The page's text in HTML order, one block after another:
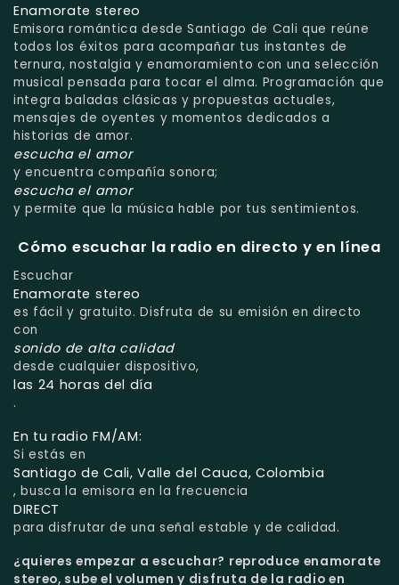
Enamorate stereo
Emisora romántica desde Santiago de Cali que reúne
todos los éxitos para acompañar tus instantes de
ternura, nostalgia y enamoramiento con una selección
musical pensada para tocar el alma. Programación que
integra baladas clásicas y propuestas actuales,
mensajes de oyentes y momentos dedicados a
historias de amor.
escucha el amor
y encuentra compañía sonora;
escucha el amor
y permite que la música hable por tus sentimientos.
Cómo escuchar la radio en directo y en línea
Escuchar
Enamorate stereo
es fácil y gratuito. Disfruta de su emisión en directo
con
sonido de alta calidad
desde cualquier dispositivo,
las 24 horas del día
.
En tu radio FM/AM:
Si estás en
Santiago de Cali, Valle del Cauca, Colombia
, busca la emisora en la frecuencia
DIRECT
para disfrutar de una señal estable y de calidad.
¿quieres empezar a escuchar? reproduce enamorate
stereo, sube el volumen y disfruta de la radio en